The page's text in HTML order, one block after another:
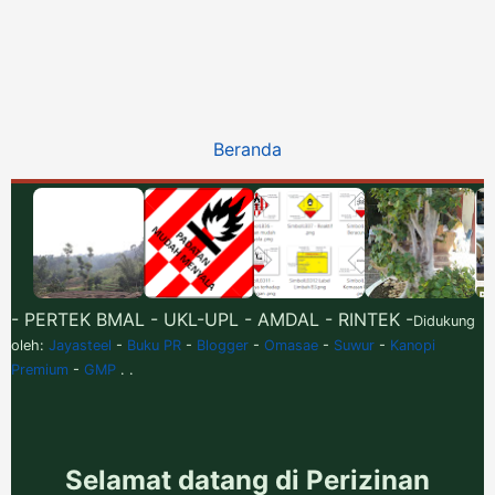
Beranda
- PERTEK BMAL - UKL-UPL - AMDAL - RINTEK -Didukung
oleh: Jayasteel - Buku PR - Blogger - Omasae - Suwur - Kanopi
Premium - GMP . .
Selamat datang di Perizinan